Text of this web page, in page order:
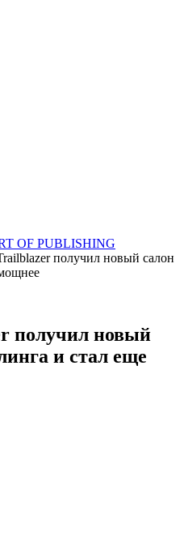
OF PUBLISHING
получил новый салон
получил новый
и стал еще